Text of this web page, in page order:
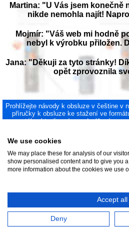
Martina: "U Vás jsem konečně
nikde nemohla najít!
Mojmír: "Váš web mi hodně
nebyl k výrobku přiložen.
Jana: "Děkuji za tyto stránky!
opět zprovoznila
Prohlížejte návody k obsluze v češtine v
příručky k obsluze ke stažení ve
neustále aktualizována a doplňována o
Jak
We use cookies
We may place these for analysis of our
show personalised content and to give you
more information about the cookies we use
Accept all
Deny